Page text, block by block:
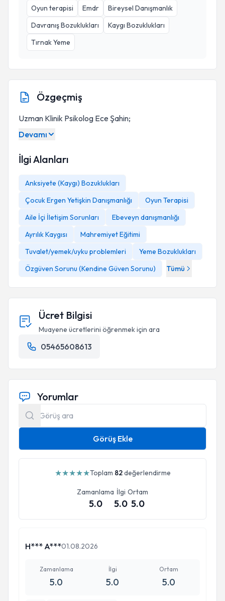
Oyun terapisi
Emdr
Bireysel Danışmanlık
Davranış Bozuklukları
Kaygı Bozuklukları
Tırnak Yeme
Özgeçmiş
Uzman Klinik Psikolog Ece Şahin;
Devamı
İlgi Alanları
Anksiyete (Kaygı) Bozuklukları
Çocuk Ergen Yetişkin Danışmanlığı
Oyun Terapisi
Aile İçi İletişim Sorunları
Ebeveyn danışmanlığı
Ayrılık Kaygısı
Mahremiyet Eğitimi
Tuvalet/yemek/uyku problemleri
Yeme Bozuklukları
Özgüven Sorunu (Kendine Güven Sorunu)
Tümü
Ücret Bilgisi
Muayene ücretlerini öğrenmek için ara
05465608613
Yorumlar
Görüş Ekle
★★★★★Toplam 82değerlendirme
Zamanlama
5.0
İlgi
5.0
Ortam
5.0
H*** A***01.08.2026
Zamanlama
5.0
İlgi
5.0
Ortam
5.0